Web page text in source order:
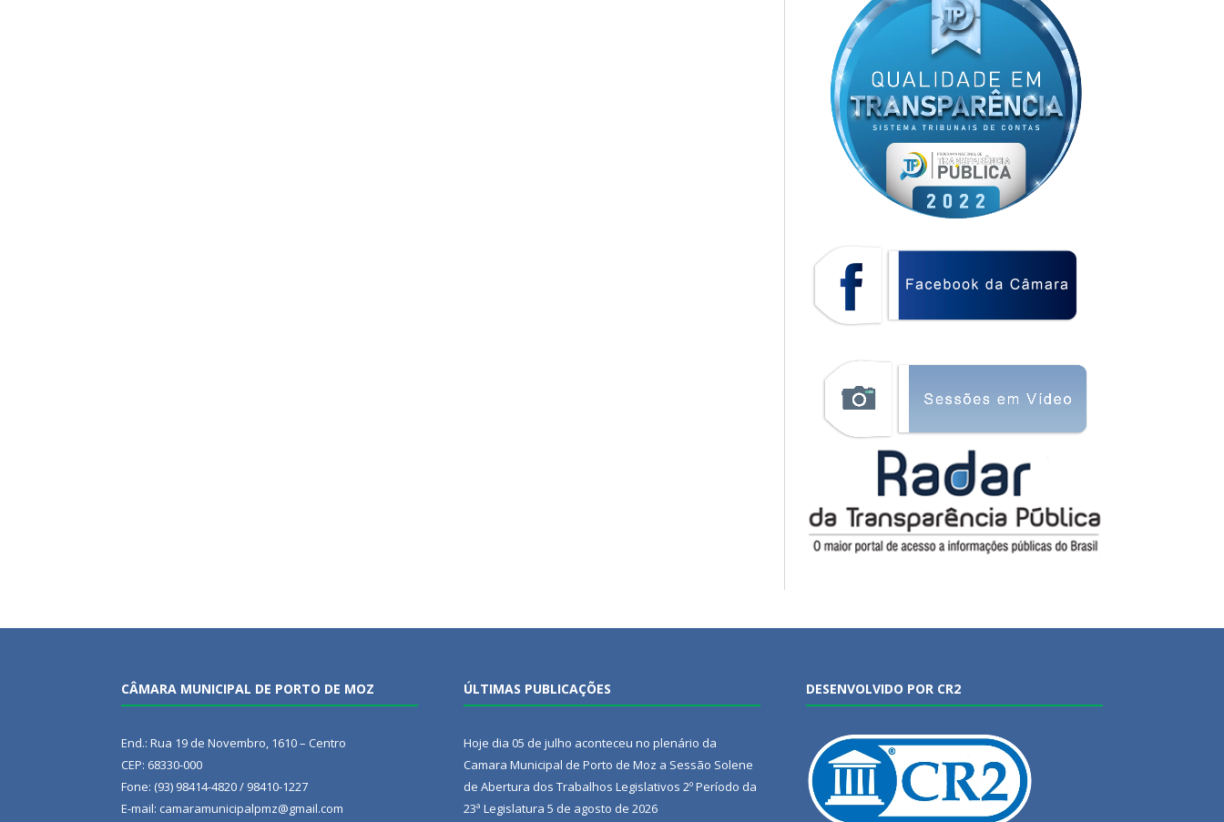
CÂMARA MUNICIPAL DE PORTO DE MOZ
End.: Rua 19 de Novembro, 1610 – Centro
CEP: 68330-000
Fone: (93) 98414-4820 / 98410-1227
E-mail: camaramunicipalpmz@gmail.com
ÚLTIMAS PUBLICAÇÕES
Hoje dia 05 de julho aconteceu no plenário da
Camara Municipal de Porto de Moz a Sessão Solene
de Abertura dos Trabalhos Legislativos 2º Período da
23ª Legislatura 5 de agosto de 2026
DESENVOLVIDO POR CR2